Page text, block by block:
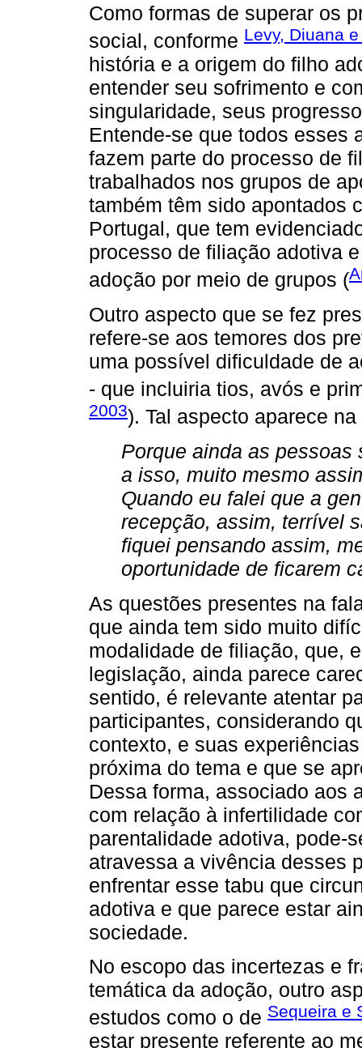
Como formas de superar os
social, conforme Levy, Diuana
história e a origem do filho
entender seu sofrimento e
singularidade, seus
Entende-se que todos esses
fazem parte do processo de
trabalhados nos grupos de
também têm sido apontados
Portugal, que tem
processo de filiação adotiva
adoção por meio de grupos (
Outro aspecto que se fez
refere-se aos temores dos
uma possível dificuldade de
- que incluiria tios, avós e
2003). Tal aspecto aparece
Porque ainda as
a isso, muito mesmo
Quando eu falei que a
recepção, assim, terrível
fiquei pensando assim,
oportunidade de ficarem
As questões presentes na
que ainda tem sido muito
modalidade de filiação, que,
legislação, ainda parece
sentido, é relevante atentar
participantes, considerando
contexto, e suas
próxima do tema e que se
Dessa forma, associado aos
com relação à infertilidade
parentalidade adotiva, pode-
atravessa a vivência desses
enfrentar esse tabu que
adotiva e que parece estar
sociedade.
No escopo das incertezas e
temática da adoção, outro
estudos como o de Sequeira e
estar presente referente ao